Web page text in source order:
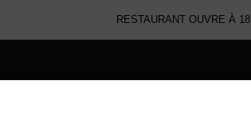
RESTAURANT OUVRE À